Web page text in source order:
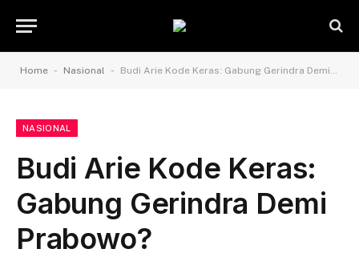
Home - Nasional - Budi Arie Kode Keras: Gabung Gerindra Demi Prabowo?
NASIONAL
Budi Arie Kode Keras:
Gabung Gerindra Demi
Prabowo?